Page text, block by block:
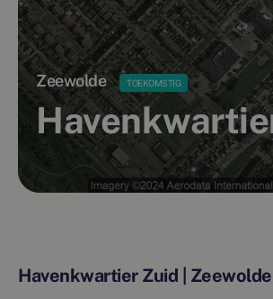
Zeewolde TOEKOMSTIG
Havenkwartier Zuid | Zeewolde